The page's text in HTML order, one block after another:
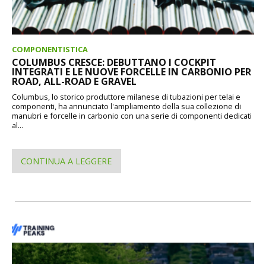
COMPONENTISTICA
COLUMBUS CRESCE: DEBUTTANO I COCKPIT
INTEGRATI E LE NUOVE FORCELLE IN CARBONIO PER
ROAD, ALL-ROAD E GRAVEL
Columbus, lo storico produttore milanese di tubazioni per telai e
componenti, ha annunciato l'ampliamento della sua collezione di
manubri e forcelle in carbonio con una serie di componenti dedicati
al...
CONTINUA A LEGGERE